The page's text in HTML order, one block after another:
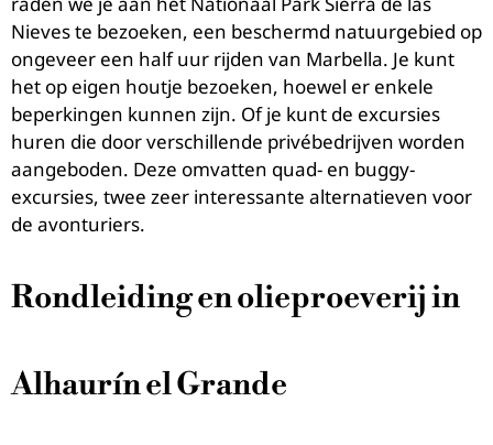
Nieves te bezoeken, een beschermd natuurgebied op
ongeveer een half uur rijden van Marbella. Je kunt
het op eigen houtje bezoeken, hoewel er enkele
beperkingen kunnen zijn. Of je kunt de excursies
huren die door verschillende privébedrijven worden
aangeboden. Deze omvatten quad- en buggy-
excursies, twee zeer interessante alternatieven voor
de avonturiers.
Rondleiding en olieproeverij in
Alhaurín el Grande